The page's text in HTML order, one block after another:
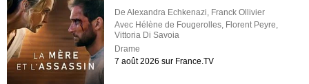
DeAlexandra Echkenazi, Franck Ollivier
Avec Hélène de Fougerolles, Florent Peyre,
Vittoria Di Savoia
Drame
7 août 2026 sur France.TV